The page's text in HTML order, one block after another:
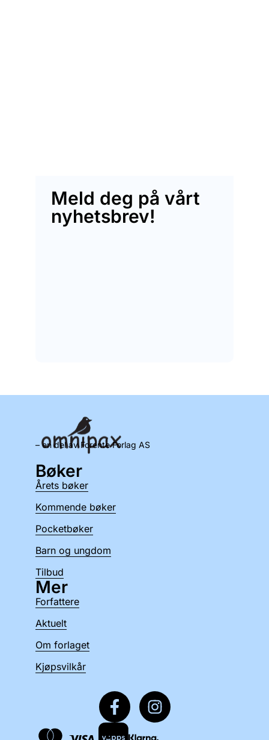
Meld deg på vårt
nyhetsbrev!
– en del av Forente Forlag AS
Bøker
Årets bøker
Kommende bøker
Pocketbøker
Barn og ungdom
Tilbud
Mer
Forfattere
Aktuelt
Om forlaget
Kjøpsvilkår